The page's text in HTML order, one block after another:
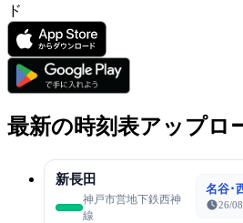
ド
最新の時刻表アップロ
新長田
神戸市営地下鉄西神
線
名谷･
26/